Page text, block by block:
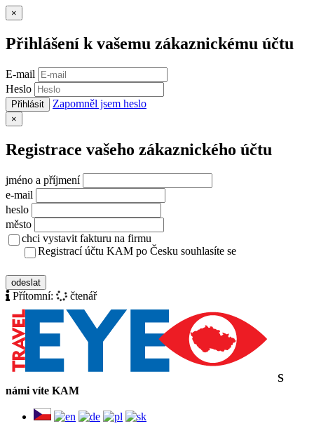
×
Přihlášení k vašemu zákaznickému účtu
E-mail
Heslo
Přihlásit Zapomněl jsem heslo
×
Registrace vašeho zákaznického účtu
jméno a příjmení
e-mail
heslo
město
chci vystavit fakturu na firmu
Registrací účtu KAM po Česku souhlasíte se
odeslat
Přítomní: čtenář
S
námi víte KAM